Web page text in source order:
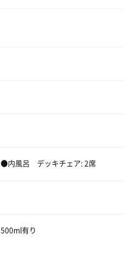
●内風呂 デッキチェア: 2席
500ml有り